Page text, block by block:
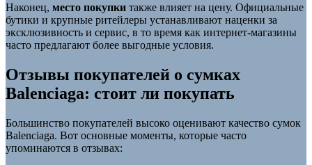
Наконец, место покупки также влияет на цену. Официальные
бутики и крупные ритейлеры устанавливают наценки за
эксклюзивность и сервис, в то время как интернет-магазины
часто предлагают более выгодные условия.
Отзывы покупателей о сумках
Balenciaga: стоит ли покупать
Большинство покупателей высоко оценивают качество сумок
Balenciaga. Вот основные моменты, которые часто
упоминаются в отзывах: